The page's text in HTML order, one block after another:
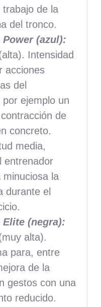
trabajo de la
del tronco.
Power (azul):
Intensidad
acciones
del
ejemplo un
de
concreto.
media,
entrenador
la
durante el
Elite (negra):
alta).
para, entre
de la
gestos con una
reducido.